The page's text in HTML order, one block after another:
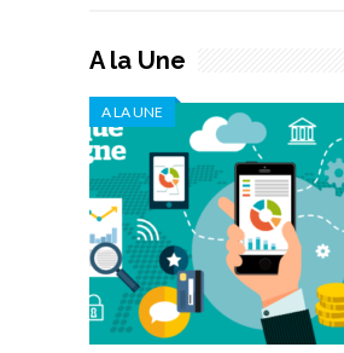
A la Une
A LA UNE